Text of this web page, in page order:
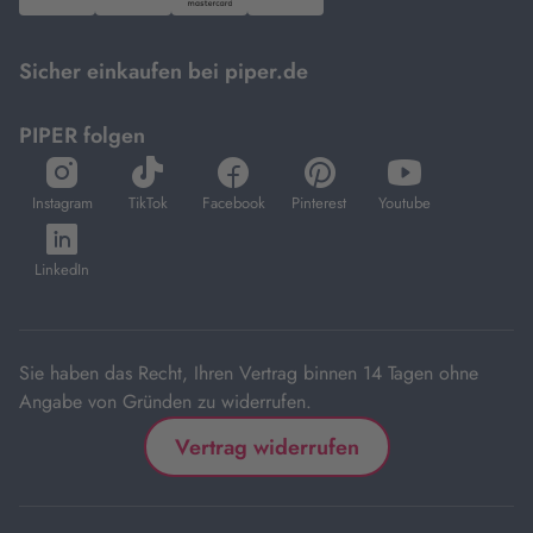
Sicher einkaufen bei piper.de
PIPER folgen
Instagram
öffnet
in
neuem
Tab
TikTok
öffnet
in
Facebook
öffnet
in
Pinterest
öffnet
in
Youtube
öffnet
in
LinkedIn
öffnet
in
Sie haben das Recht, Ihren Vertrag binnen 14 Tagen ohne
Angabe von Gründen zu widerrufen.
Vertrag widerrufen